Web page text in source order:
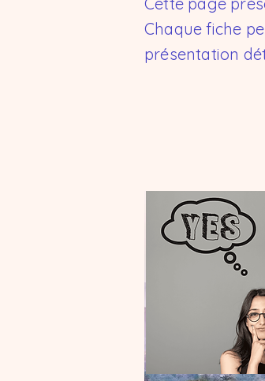
Chaque fiche
présentation